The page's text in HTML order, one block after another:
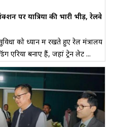
पर यात्रियों की भारी भीड़, रेलवे
को ध्यान में रखते हुए रेल मंत्रालय
एरिया बनाए हैं, जहां ट्रेन लेट ...